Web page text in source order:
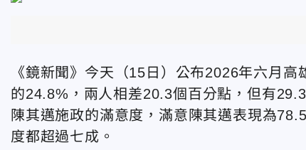
《鏡新聞》今天（15日）公布2026年六月
的24.8%，兩人相差20.3個百分點，但有
陳其邁施政的滿意度，滿意陳其邁表現為
度都超過七成。